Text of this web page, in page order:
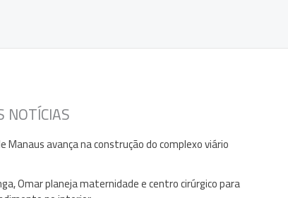
NOTÍCIAS
Manaus avança na construção do complexo viário
Omar planeja maternidade e centro cirúrgico para